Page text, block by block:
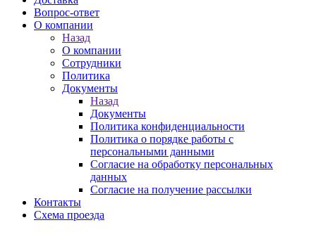
Вопрос-ответ
О компании
Назад
О компании
Сотрудники
Политика
Документы
Назад
Документы
Политика конфиденциальности
Политика о порядке работы с
персональными данными
Согласие на обработку персональных
данных
Согласие на получение рассылки
Контакты
Схема проезда